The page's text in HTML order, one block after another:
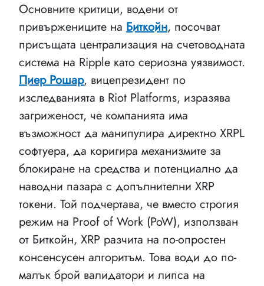
Основните критици, водени от
привържениците на Биткойн, посочват
присъщата централизация на счетоводната
система на Ripple като сериозна уязвимост.
Пиер Рошар, вицепрезидент по
изследванията в Riot Platforms, изразява
загриженост, че компанията има
възможност да манипулира директно XRPL
софтуера, да коригира механизмите за
блокиране на средства и потенциално да
наводни пазара с допълнителни XRP
токени. Той подчертава, че вместо строгия
режим на Proof of Work (PoW), използван
от Биткойн, XRP разчита на по-опростен
консенсусен алгоритъм. Това води до по-
малък брой валидатори и липса на